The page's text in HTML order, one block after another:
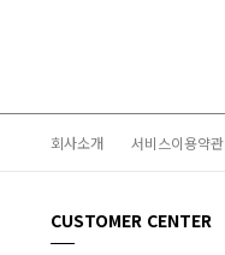
회사소개 서비스이용약관
CUSTOMER CENTER